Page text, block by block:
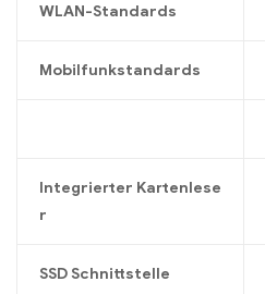
WLAN-Standards
Mobilfunkstandards
Integrierter Kartenlese
r
SSD Schnittstelle